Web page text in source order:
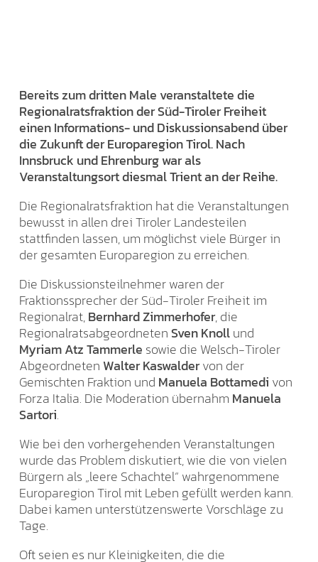
Bereits zum dritten Male veranstaltete die
Regionalratsfraktion der Süd-Tiroler Freiheit
einen Informations- und Diskussionsabend über
die Zukunft der Europaregion Tirol. Nach
Innsbruck und Ehrenburg war als
Veranstaltungsort diesmal Trient an der Reihe.
Die Regionalratsfraktion hat die Veranstaltungen
bewusst in allen drei Tiroler Landesteilen
stattfinden lassen, um möglichst viele Bürger in
der gesamten Europaregion zu erreichen.
Die Diskussionsteilnehmer waren der
Fraktionssprecher der Süd-Tiroler Freiheit im
Regionalrat,Bernhard Zimmerhofer, die
RegionalratsabgeordnetenSven Knollund
Myriam Atz Tammerle sowie die Welsch-Tiroler
Abgeordneten Walter Kaswaldervon der
Gemischten Fraktion und Manuela Bottamedi von
Forza Italia. Die Moderation übernahm Manuela
Sartori.
Wie bei den vorhergehenden Veranstaltungen
wurde das Problem diskutiert, wie die von vielen
Bürgern als „leere Schachtel“ wahrgenommene
Europaregion Tirol mit Leben gefüllt werden kann.
Dabei kamen unterstützenswerte Vorschläge zu
Tage.
Oft seien es nur Kleinigkeiten, die die